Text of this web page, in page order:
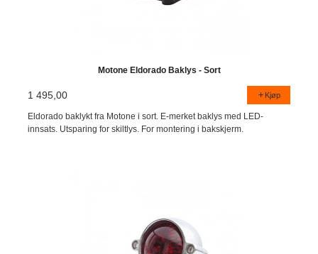
Motone Eldorado Baklys - Sort
1 495,00 Kjøp
Eldorado baklykt fra Motone i sort. E-merket baklys med LED-
innsats. Utsparing for skiltlys. For montering i bakskjerm.